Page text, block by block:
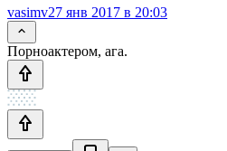
vasimv27 янв 2017 в 20:03
Порноактером, ага.